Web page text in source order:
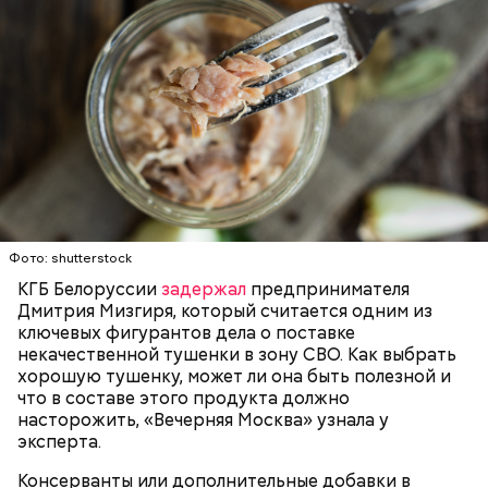
Фото: shutterstock
КГБ Белоруссиизадержал предпринимателя
Дмитрия Мизгиря, который считается одним из
ключевых фигурантов дела о поставке
некачественной тушенки в зону СВО. Как выбрать
хорошую тушенку, может ли она быть полезной и
что в составе этого продукта должно
насторожить, «Вечерняя Москва» узнала у
эксперта.
Консерванты или дополнительные добавки в
Собеседница «ВМ» отметила, что качественная
тушенка иногда вполне может стать заменой
свежеприготовленному мясу.
ВРАЧИ ПРОДУКТЫ
Для заправки:
200 граммов сливочного масла;
1 стакан сахара;
10 граммов ванильного сахара;
1/4 чайной ложки соли;
4 куриных яйца;
100 граммов сока апельсина и столовая ложка
350 граммов муки;
2 чайных ложки разрыхлителя;
150 граммов изюма.